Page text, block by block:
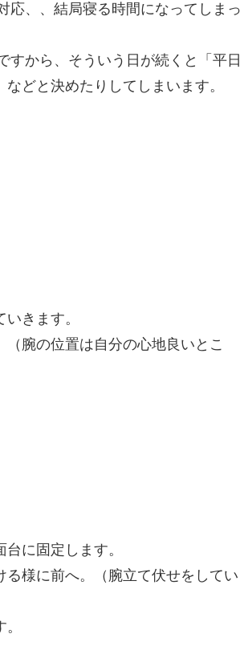
応、、結局寝る時間になってしまっ
すから、そういう日が続くと「平日
どと決めたりしてしまいます。
きます。
腕の位置は自分の心地良いとこ
に固定します。
様に前へ。（腕立て伏せをしてい